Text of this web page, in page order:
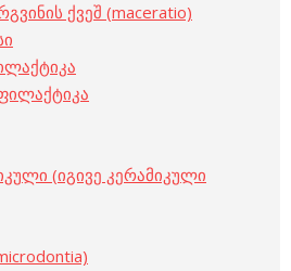
ქვეშ (maceratio)
(იგივე კერამიკული